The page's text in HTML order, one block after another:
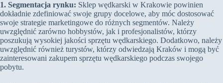
1. Segmentacja rynku: Sklep wędkarski w Krakowie powinien
dokładnie zdefiniować swoje grupy docelowe, aby móc dostosować
swoje strategie marketingowe do różnych segmentów. Należy
uwzględnić zarówno hobbystów, jak i profesjonalistów, którzy
poszukują wysokiej jakości sprzętu wędkarskiego. Dodatkowo, należy
uwzględnić również turystów, którzy odwiedzają Kraków i mogą być
zainteresowani zakupem sprzętu wędkarskiego podczas swojego
pobytu.